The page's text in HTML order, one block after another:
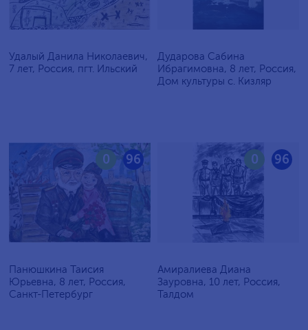
Удалый Данила Николаевич,
7 лет, Россия, пгт. Ильский
Дударова Сабина
Ибрагимовна, 8 лет, Россия,
Дом культуры с. Кизляр
96
0
Панюшкина Таисия
Юрьевна, 8 лет, Россия,
Санкт-Петербург
96
0
Амиралиева Диана
Зауровна, 10 лет, Россия,
Талдом